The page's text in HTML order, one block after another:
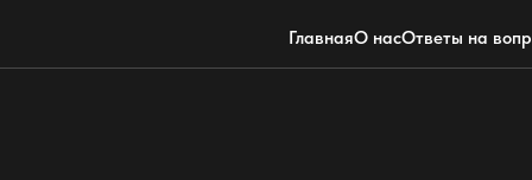
ГлавнаяО насОтветы на